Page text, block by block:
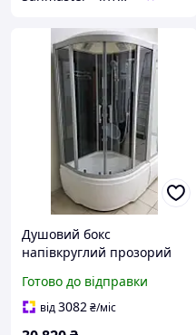
Душовий бокс
напівкруглий прозорий
сатин з піддоном Veronis
BV-5-90 black
Готово до відправки
від3082₴/міс